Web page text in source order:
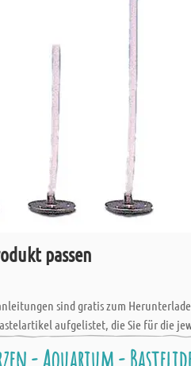
passen
sind gratis zum
aufgelistet, die Sie für die
- Aquarium -